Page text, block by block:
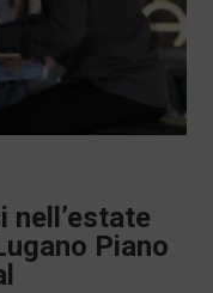
Piano